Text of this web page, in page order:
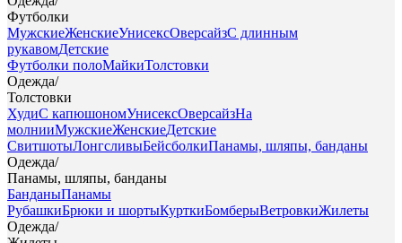
Футболки
МужскиеЖенскиеУнисексОверсайзС длинным
рукавомДетские
Футболки полоМайкиТолстовки
Одежда/
Толстовки
ХудиС капюшономУнисексОверсайзНа
молнииМужскиеЖенскиеДетские
СвитшотыЛонгсливыБейсболкиПанамы, шляпы, банданы
Одежда/
Панамы, шляпы, банданы
БанданыПанамы
РубашкиБрюки и шортыКурткиБомберыВетровкиЖилеты
Одежда/